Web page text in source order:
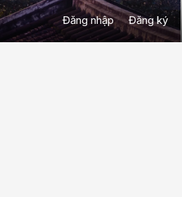
Đăng nhập Đăng ký